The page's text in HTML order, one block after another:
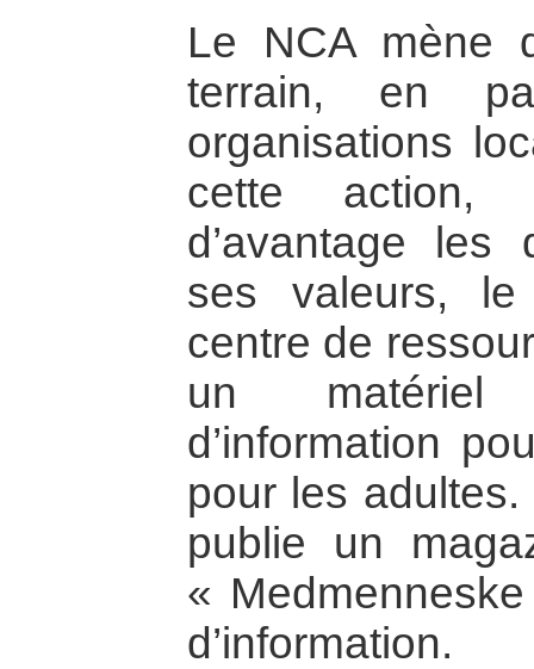
Le NCA mène
terrain, en
organisations
cette action,
d’avantage les
ses valeurs,
centre de
un matériel
d’information
pour les
publie un
«
d’information.